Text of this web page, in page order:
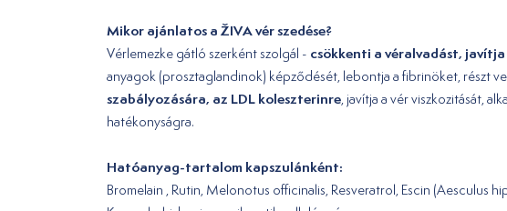
Mikor ajánlatos a ŽIVA vér szedése?
Vérlemezke gátló szerként szolgál - csökkenti a véralvadást,
anyagok (prosztaglandinok) képződését, lebontja a fibrinöket, részt
szabályozására, az LDL koleszterinre, javítja a vér viszkozitását,
hatékonyságra.
Hatóanyag-tartalom kapszulánként:
Bromelain , Rutin, Melonotus officinalis, Resveratrol, Escin (Aesculus